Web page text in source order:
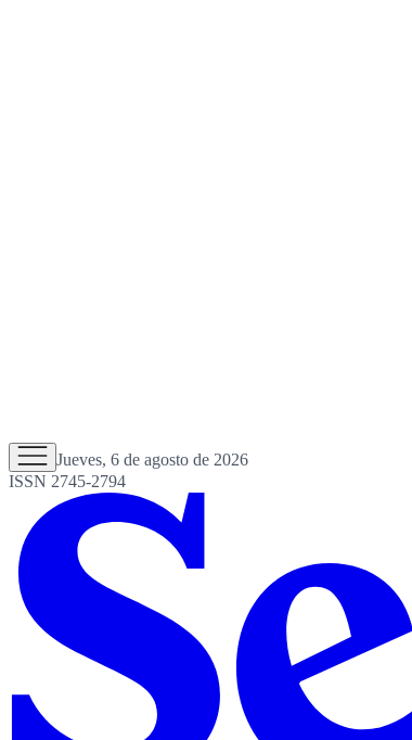
Jueves, 6 de agosto de 2026
ISSN 2745-2794